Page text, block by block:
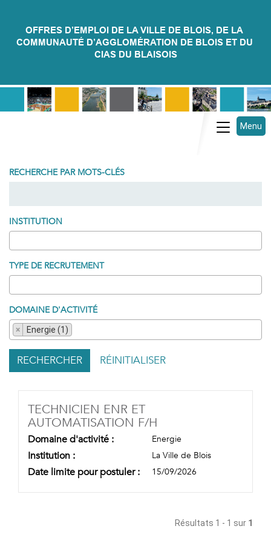
OFFRES D’EMPLOI DE LA VILLE DE BLOIS, DE LA
COMMUNAUTÉ D’AGGLOMÉRATION DE BLOIS ET DU
CIAS DU BLAISOIS
Toggle
Menu
RECHERCHE PAR MOTS-CLÉS
INSTITUTION
TYPE DE RECRUTEMENT
DOMAINE D'ACTIVITÉ
× Energie (1)
RECHERCHER RÉINITIALISER
TECHNICIEN ENR ET
AUTOMATISATION F/H
Domaine d'activité : Energie
Institution : La Ville de Blois
Date limite pour postuler : 15/09/2026
Résultats 1 - 1 sur 1